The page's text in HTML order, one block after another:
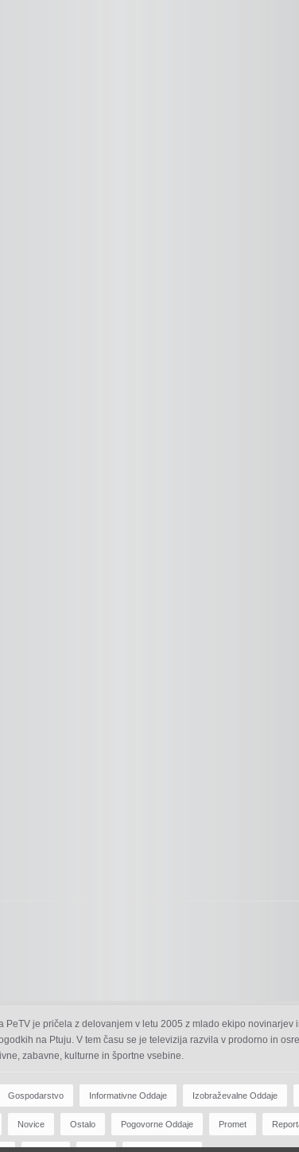
PeTV je pričela z delovanjem v letu 2005 z mlado ekipo novinarjev
na Ptuju. V tem času se je televizija razvila v prodorno in
zabavne, kulturne in športne vsebine.
Gospodarstvo Informativne Oddaje Izobraževalne Oddaje
Novice Ostalo Pogovorne Oddaje Promet